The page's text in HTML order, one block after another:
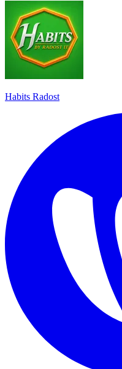
Habits Radost